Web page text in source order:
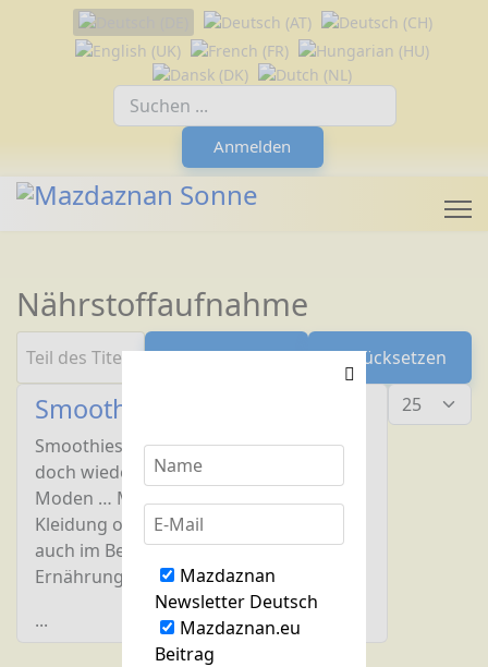
Mazdaznan
Newsletter Deutsch
Mazdaznan.eu
Beitrag
Sprache auswählen
Anmelden
Nährstoffaufnahme
Teil des Titels eingeben
Filter
Zurücksetzen
Anzeige #
Smoothies – in aller Munde
Smoothies (sprich „Smuusies“), das ist
doch wieder mal so eine dieser neuen
Moden … Mode gibt es nicht nur bei
Kleidung oder Schuhen, Mode gibt es
auch im Bereich der (alternativen)
Ernährungs-
...